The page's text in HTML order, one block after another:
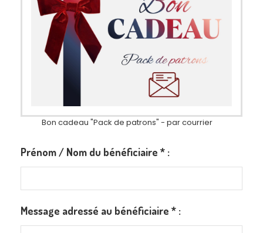
Bon cadeau "Pack de patrons" - par courrier
Prénom / Nom du bénéficiaire * :
Message adressé au bénéficiaire * :